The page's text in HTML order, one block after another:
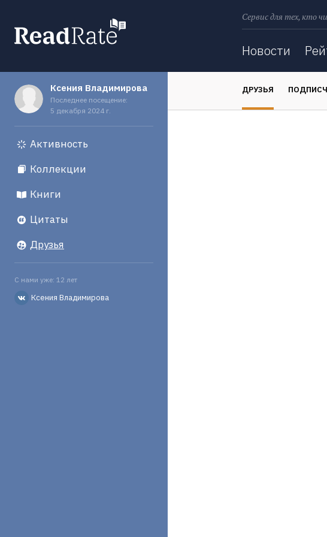
Сервис для тех, кто
Новости
Ксения Владимирова
Последнее посещение:
5 декабря 2024 г.
Активность
Коллекции
Книги
Цитаты
Друзья
С нами уже: 12 лет
Ксения Владимирова
ДРУЗЬЯ